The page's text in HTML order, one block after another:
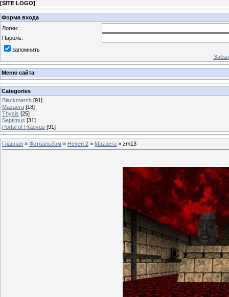
[SITE LOGO]
Форма входа
Логин:
Пароль:
запомнить
Меню сайта
Categories
Blackmarsh [91]
Mazaera [18]
Thysis [25]
Septimus [31]
Portal of Praevus [91]
Главная » Фотоальбом » Hexen 2 » Mazaera » zm13